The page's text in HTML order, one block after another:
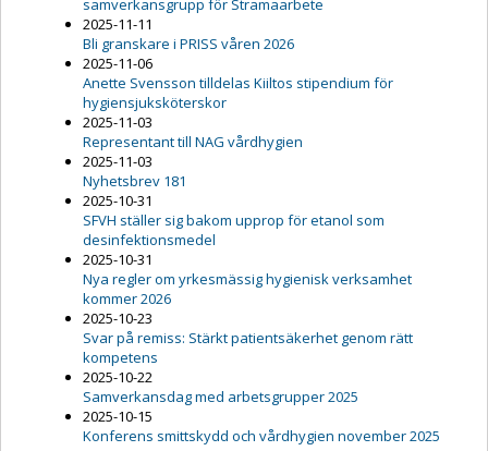
samverkansgrupp för Stramaarbete
2025-11-11
Bli granskare i PRISS våren 2026
2025-11-06
Anette Svensson tilldelas Kiiltos stipendium för
hygiensjuksköterskor
2025-11-03
Representant till NAG vårdhygien
2025-11-03
Nyhetsbrev 181
2025-10-31
SFVH ställer sig bakom upprop för etanol som
desinfektionsmedel
2025-10-31
Nya regler om yrkesmässig hygienisk verksamhet
kommer 2026
2025-10-23
Svar på remiss: Stärkt patientsäkerhet genom rätt
kompetens
2025-10-22
Samverkansdag med arbetsgrupper 2025
2025-10-15
Konferens smittskydd och vårdhygien november 2025